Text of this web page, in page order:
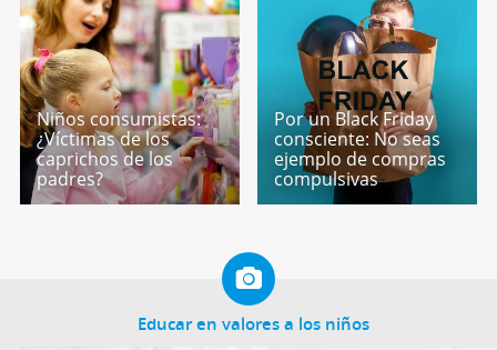
Niños consumistas:
¿Víctimas de los
caprichos de los
padres?
Por un Black Friday
consciente: No seas
ejemplo de compras
compulsivas
Educar en valores a los niños